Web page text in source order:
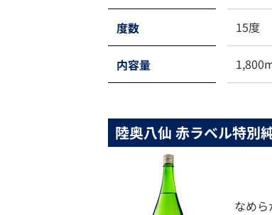
度数 15度
内容量
陸奥八仙 赤ラベル特別
なめ